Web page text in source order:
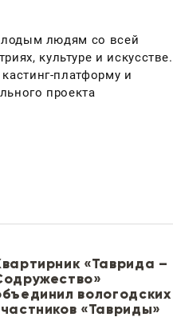
людям со всей
культуре и искусстве.
платформу и
проекта
«Таврида –
вологодских
«Тавриды»